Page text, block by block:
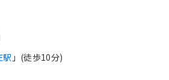
駅 」(徒歩10分)